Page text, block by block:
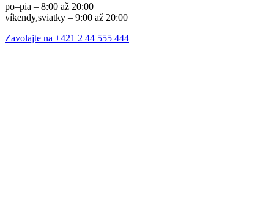
po–pia – 8:00 až 20:00
víkendy,sviatky – 9:00 až 20:00
Zavolajte na +421 2 44 555 444